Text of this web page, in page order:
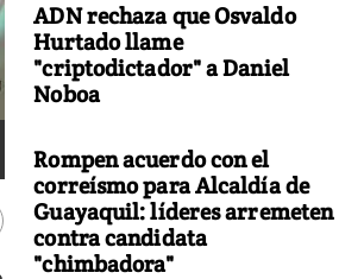
ADN rechaza que Osvaldo
Hurtado llame
"criptodictador" a Daniel
Noboa
Rompen acuerdo con el
correísmo para Alcaldía de
Guayaquil: líderes arremeten
contra candidata
"chimbadora"